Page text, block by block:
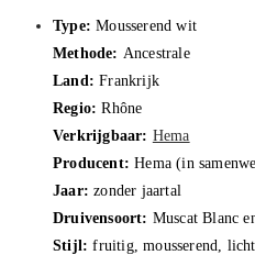
Type: Mousserend wit
Methode: Ancestrale
Land: Frankrijk
Regio: Rhône
Verkrijgbaar: Hema
Producent: Hema (in
Jaar: zonder jaartal
Druivensoort: Muscat Blanc
Stijl: fruitig, mousserend,